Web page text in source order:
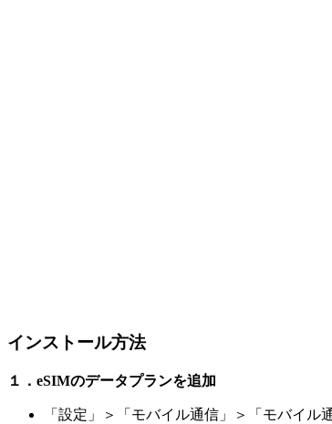
インストール方法
１．eSIMのデータプランを追加
「設定」＞「モバイル通信」＞「モバイル